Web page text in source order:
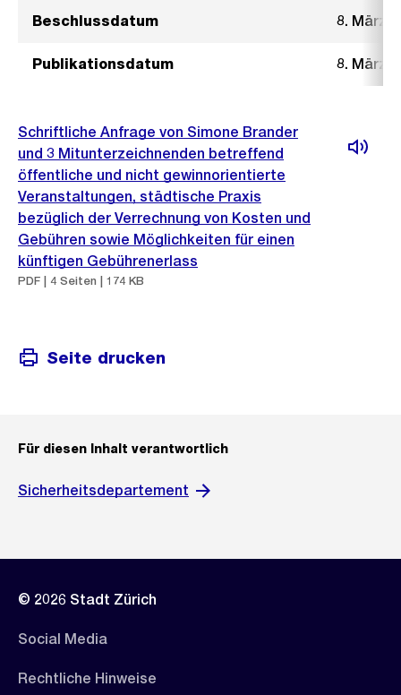
Beschlussdatum 8. März
Publikationsdatum 8. März
Schriftliche Anfrage von Simone Brander
und 3 Mitunterzeichnenden betreffend
öffentliche und nicht gewinnorientierte
Veranstaltungen, städtische Praxis
bezüglich der Verrechnung von Kosten und
Gebühren sowie Möglichkeiten für einen
künftigen Gebührenerlass
PDF | 4 Seiten | 174 KB
Seite drucken
Für diesen Inhalt verantwortlich
Sicherheitsdepartement
© 2026 Stadt Zürich
Social Media
Rechtliche Hinweise